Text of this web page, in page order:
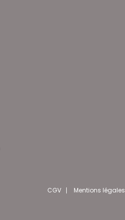
CGV Mentions légales